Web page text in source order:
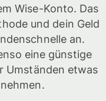
Wise-Konto. Das
und dein Geld
an.
eine günstige
Umständen etwas